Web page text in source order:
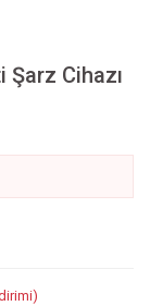
Cihazı